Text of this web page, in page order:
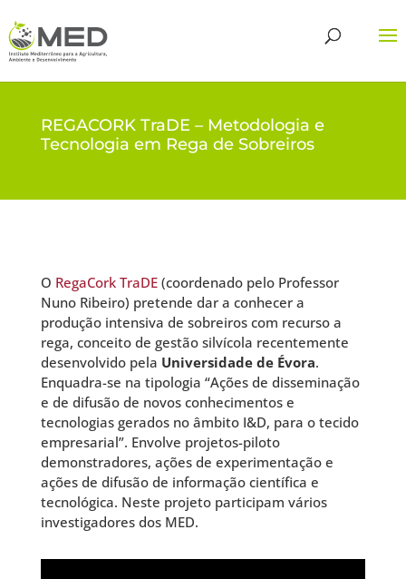
REGACORK TraDE – Metodologia e
Tecnologia em Rega de Sobreiros
O RegaCork TraDE(coordenado pelo Professor
Nuno Ribeiro) pretende dar a conhecer a
produção intensiva de sobreiros com recurso a
rega, conceito de gestão silvícola recentemente
desenvolvido pela Universidade de Évora.
Enquadra-se na tipologia “Ações de disseminação
e de difusão de novos conhecimentos e
tecnologias gerados no âmbito I&D, para o tecido
empresarial”. Envolve projetos-piloto
demonstradores, ações de experimentação e
ações de difusão de informação científica e
tecnológica. Neste projeto participam vários
investigadores dos MED.